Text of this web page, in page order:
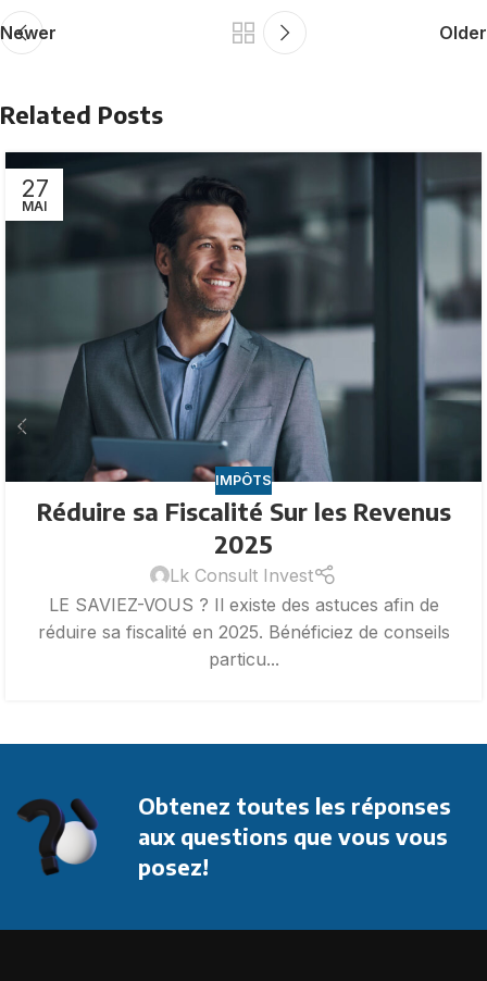
Newer Older
Related Posts
27
MAI
IMPÔTS
Réduire sa Fiscalité Sur les Revenus
2025
Lk Consult Invest
LE SAVIEZ-VOUS ? Il existe des astuces afin de
réduire sa fiscalité en 2025. Bénéficiez de conseils
particu...
Obtenez toutes les réponses
aux questions que vous vous
posez!